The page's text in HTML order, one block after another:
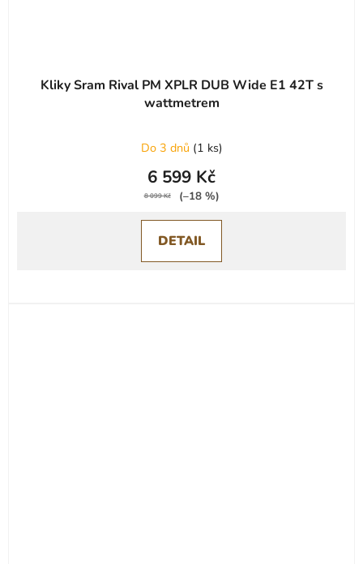
Kliky Sram Rival PM XPLR DUB Wide E1 42T s
wattmetrem
Do 3 dnů (1 ks)
6 599 Kč
8 099 Kč (–18 %)
DETAIL